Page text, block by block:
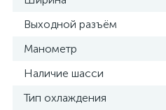
Выходной разъём
Манометр
Наличие шасси
Тип охлаждения